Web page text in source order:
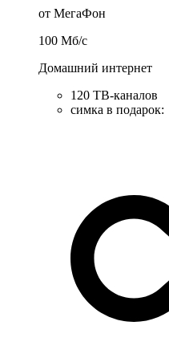
от МегаФон
100 Мб/c
Домашний интернет
120 ТВ-каналов
симка в подарок: